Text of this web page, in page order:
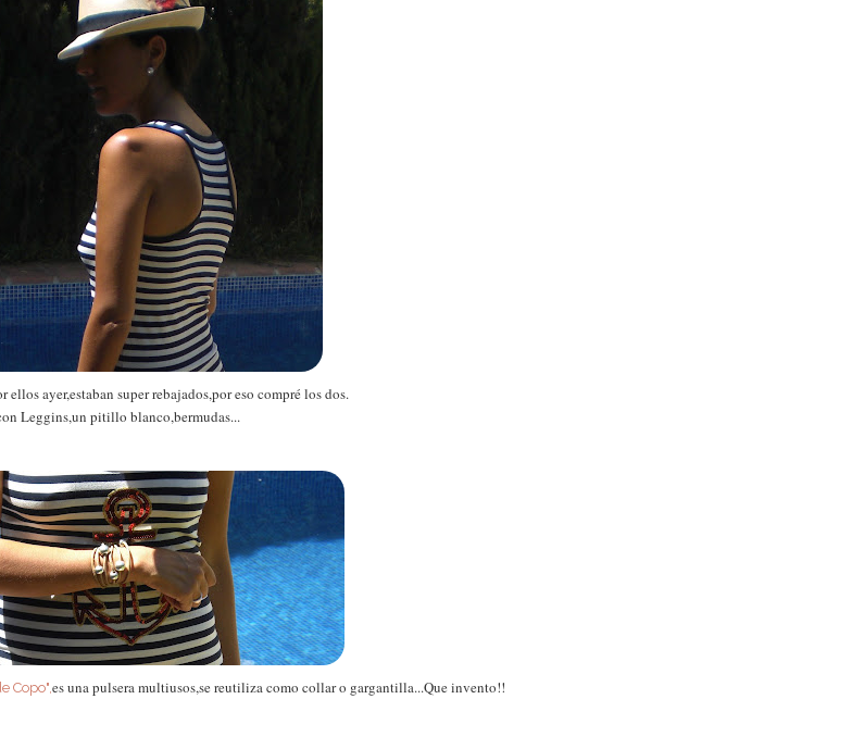
ayer,estaban super rebajados,por eso compré los dos.
Leggins,un pitillo blanco,bermudas...
Copo", es una pulsera multiusos,se reutiliza como collar o gargantilla...Que invento!!